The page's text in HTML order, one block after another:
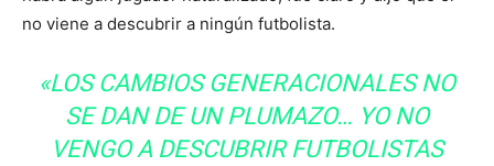
no viene a descubrir a ningún futbolista.
«LOS CAMBIOS GENERACIONALES NO
SE DAN DE UN PLUMAZO… YO NO
VENGO A DESCUBRIR FUTBOLISTAS